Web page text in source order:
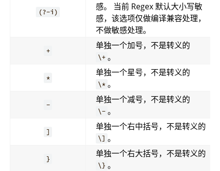
(?-i)
感。 当前 Regex 默认大小写敏
感，该选项仅做编译兼容处理，
不做敏感处理。
+
单独一个加号，不是转义的
\+ 。
*
单独一个星号，不是转义的
\* 。
-
单独一个减号，不是转义的
\- 。
]
单独一个右中括号，不是转义的
\] 。
}
单独一个右大括号，不是转义的
\} 。